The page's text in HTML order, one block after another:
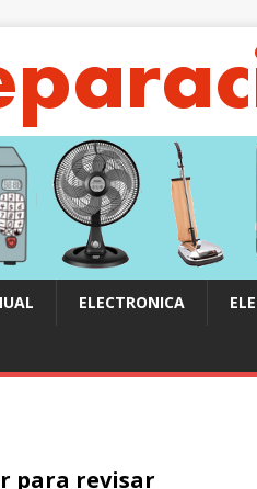
ELECTRONICA
para revisar